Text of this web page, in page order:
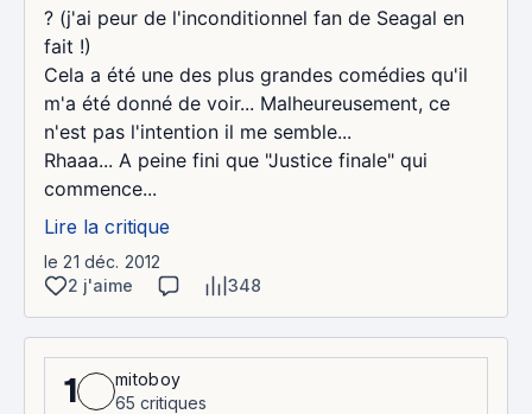
? (j'ai peur de l'inconditionnel fan de Seagal en
fait !)
Cela a été une des plus grandes comédies qu'il
m'a été donné de voir... Malheureusement, ce
n'est pas l'intention il me semble...
Rhaaa... A peine fini que "Justice finale" qui
commence...
Lire la critique
le 21 déc. 2012
2 j'aime
348
1
mitoboy
65 critiques